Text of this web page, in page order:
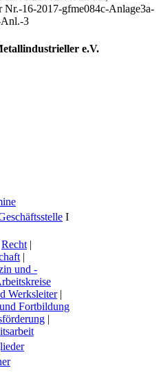
16-2017-gfme084c-Anlage3a-
Anl.-3
e.V.
I
Recht |
|
und -
Werksleiter|
Fortbildung
|